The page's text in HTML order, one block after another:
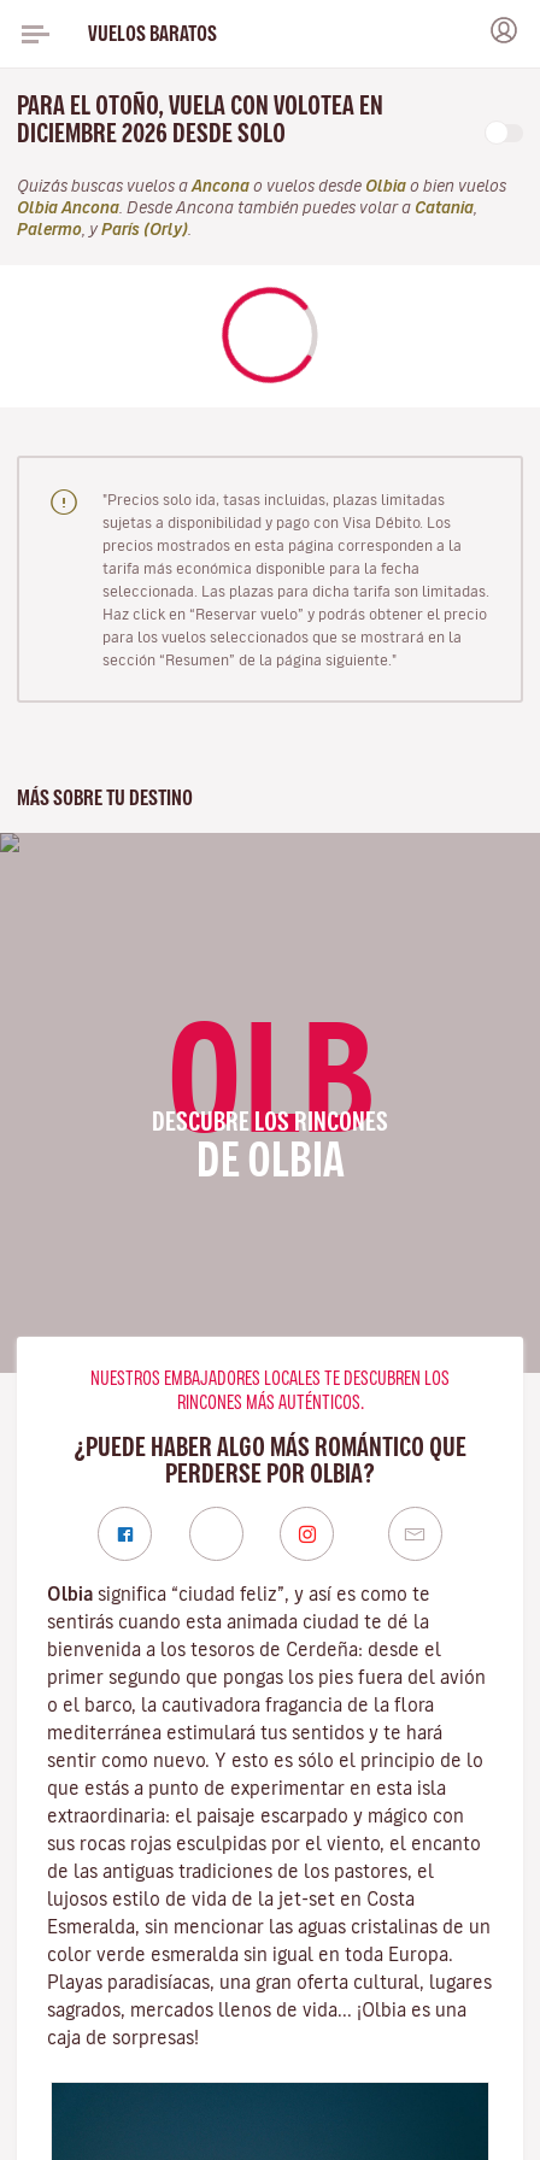
VUELOS BARATOS
PARA EL OTOÑO, VUELA CON VOLOTEA EN
DICIEMBRE 2026 DESDE SOLO
Quizás buscas vuelos a Ancona o vuelos desde Olbia o bien vuelos
Olbia Ancona . Desde Ancona también puedes volar a Catania
Palermo , y París (Orly)
"Precios solo ida, tasas incluidas, plazas limitadas
sujetas a disponibilidad y pago con Visa Débito. Los
precios mostrados en esta página corresponden a la
tarifa más económica disponible para la fecha
seleccionada. Las plazas para dicha tarifa son limitadas.
Haz click en “Reservar vuelo” y podrás obtener el precio
para los vuelos seleccionados que se mostrará en la
sección “Resumen” de la página siguiente."
MÁS SOBRE TU DESTINO
OLB
DESCUBRE LOS RINCONES
DE OLBIA
NUESTROS EMBAJADORES LOCALES TE DESCUBREN LOS
RINCONES MÁS AUTÉNTICOS.
¿PUEDE HABER ALGO MÁS ROMÁNTICO QUE
PERDERSE POR OLBIA?
Olbia significa “ciudad feliz”, y así es como te
sentirás cuando esta animada ciudad te dé la
bienvenida a los tesoros de Cerdeña: desde el
primer segundo que pongas los pies fuera del avión
o el barco, la cautivadora fragancia de la flora
mediterránea estimulará tus sentidos y te hará
sentir como nuevo. Y esto es sólo el principio de lo
que estás a punto de experimentar en esta isla
extraordinaria: el paisaje escarpado y mágico con
sus rocas rojas esculpidas por el viento, el encanto
de las antiguas tradiciones de los pastores, el
lujosos estilo de vida de la jet-set en Costa
Esmeralda, sin mencionar las aguas cristalinas de un
color verde esmeralda sin igual en toda Europa.
Playas paradisíacas, una gran oferta cultural, lugares
sagrados, mercados llenos de vida... ¡Olbia es una
caja de sorpresas!